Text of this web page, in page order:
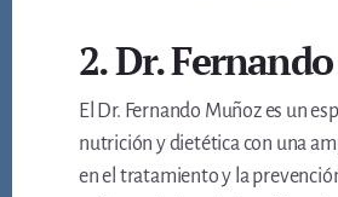
2. Dr.
El Dr. Fernando Muñoz es un
nutrición y dietética con una
en el tratamiento y la